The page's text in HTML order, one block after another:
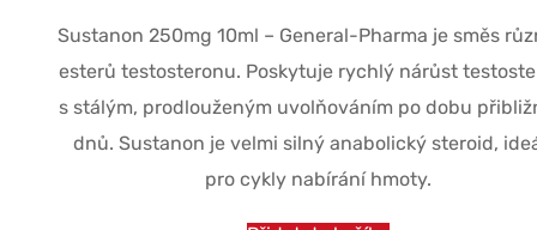
Sustanon 250mg 10ml – General-Pharma je směs
esterů testosteronu. Poskytuje rychlý nárůst
s stálým, prodlouženým uvolňováním po dobu
dnů. Sustanon je velmi silný anabolický steroid,
pro cykly nabírání hmoty.